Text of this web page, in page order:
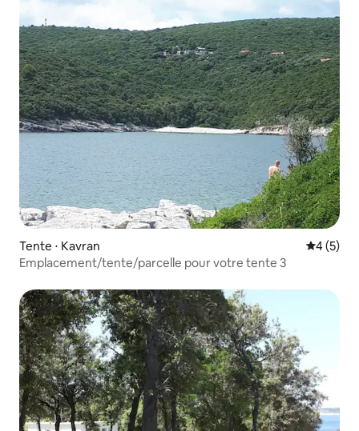
Tente ⋅ Kavran
4 (5)
Emplacement/tente/parcelle pour votre tente 3